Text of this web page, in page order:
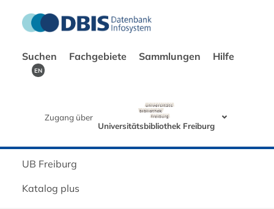
Suchen Fachgebiete Sammlungen Hilfe
EN
Zugang über
Universitätsbibliothek Freiburg
UB Freiburg
Katalog plus